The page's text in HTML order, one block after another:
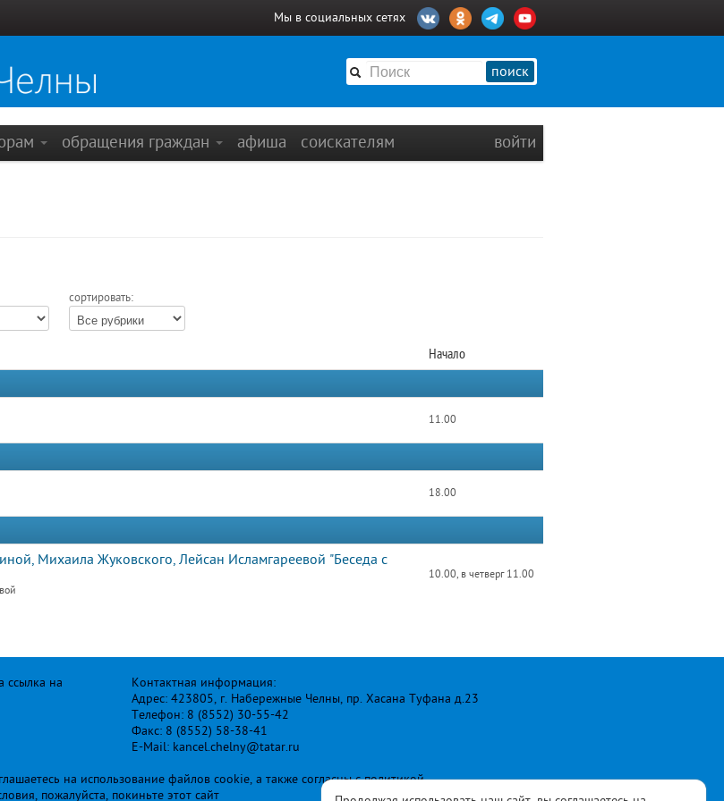
Мы в социальных сетях
поиск
обращения граждан афиша соискателям войти
сортировать:
Начало
11.00
18.00
Михаила Жуковского, Лейсан Исламгареевой "Беседа с
10.00, в четверг 11.00
ссылка на
Контактная информация:
Адрес: 423805, г. Набережные Челны, пр. Хасана Туфана д.23
Телефон: 8 (8552) 30-55-42
Факс: 8 (8552) 58-38-41
E-Mail: kancel.chelny@tatar.ru
на использование файлов cookie, а также согласны сполитикой
пожалуйста, покиньте этот сайт